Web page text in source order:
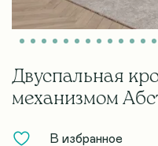
Двуспальная
механизмом
В избранное